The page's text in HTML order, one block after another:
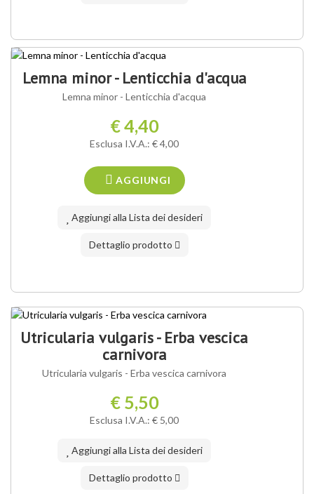
Lemna minor - Lenticchia d'acqua
Lemna minor - Lenticchia d'acqua
€ 4,40
Esclusa I.V.A.: € 4,00
AGGIUNGI
Aggiungi alla Lista dei desideri
Dettaglio prodotto
IN ASSORTIMENTO
Utricularia vulgaris - Erba vescica
carnivora
Utricularia vulgaris - Erba vescica carnivora
€ 5,50
Esclusa I.V.A.: € 5,00
Aggiungi alla Lista dei desideri
Dettaglio prodotto